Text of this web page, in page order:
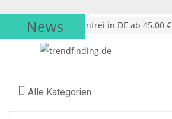
√Versandkostenfrei in DE ab 45.00 €
News
Alle Kategorien